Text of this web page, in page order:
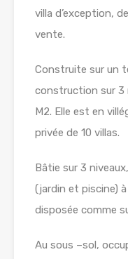
villa d’exception,
vente.
Construite sur un
construction sur 3
M2. Elle est en
privée de 10 villas.
Bâtie sur 3
(jardin et piscine)
disposée comme
Au sous –sol,